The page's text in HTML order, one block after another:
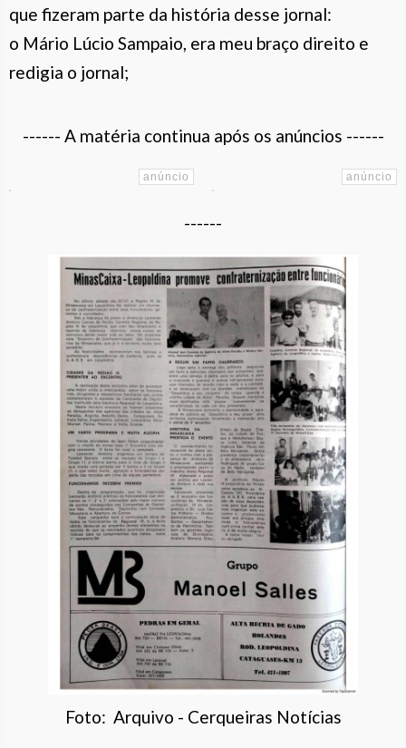
que fizeram parte da história desse jornal:
o Mário Lúcio Sampaio, era meu braço direito e
redigia o jornal;
------ A matéria continua após os anúncios ------
------
Foto: Arquivo - Cerqueiras Notícias